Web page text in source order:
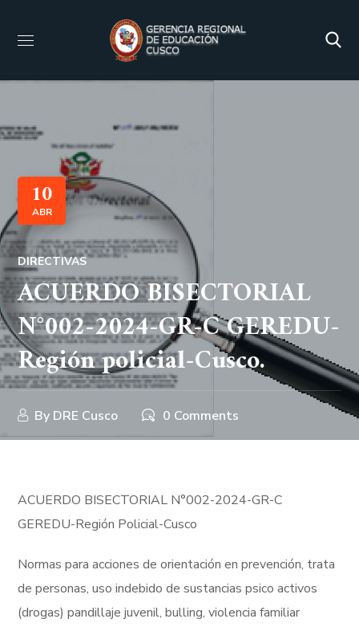
10
ABR
DIRECTIVAS
ACUERDO BISECTORIAL
N°002-2024-GR-C GEREDU-
Región policial-Cusco.
By DRE Cusco 0 Comments
ACUERDO BISECTORIAL N°002-2024-GR-C
GEREDU-Región Policial-Cusco
Normas para acciones de orientación en prevención, trata
de personas, uso indebido de sustancias psico activos
(drogas) pandillaje juvenil, bulling, violencia familiar